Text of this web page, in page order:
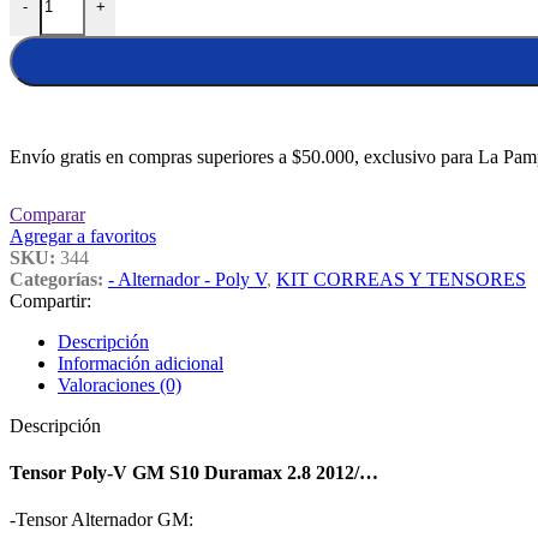
- +
Envío gratis en compras superiores a $50.000, exclusivo para La
Comparar
Agregar a favoritos
SKU: 344
Categorías: - Alternador - Poly V, KIT CORREAS Y TENSORES
Compartir:
Descripción
Información adicional
Valoraciones (0)
Descripción
Tensor Poly-V GM S10 Duramax 2.8 2012/…
-Tensor Alternador GM: